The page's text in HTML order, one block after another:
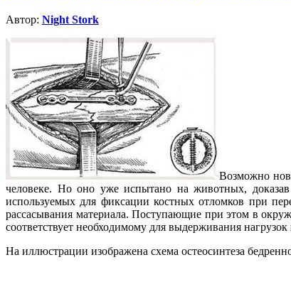
Автор: Night Stork
Возможно
человеке. Но оно уже испытано на животных, доказав
используемых для фиксации костных отломков при
рассасывания материала. Поступающие при этом в
соответствует необходимому для выдерживания
На иллюстрации изображена схема остеосинтеза